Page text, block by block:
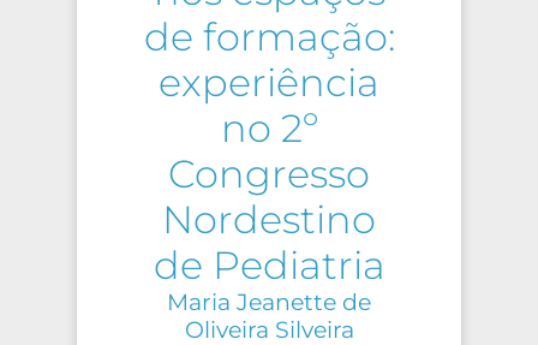
de formação:
experiência
no 2º
Congresso
Nordestino
de Pediatria
Maria Jeanette de
Oliveira Silveira